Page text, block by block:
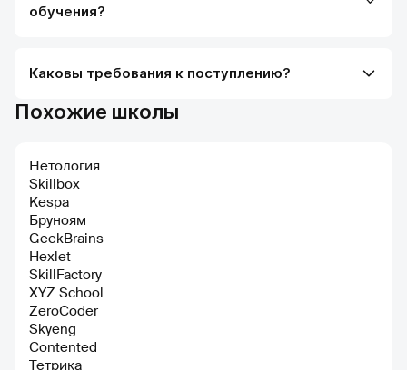
обучения?
Каковы требования к поступлению?
Похожие школы
Нетология
Skillbox
Kespa
Бруноям
GeekBrains
Hexlet
SkillFactory
XYZ School
ZeroCoder
Skyeng
Contented
Тетрика